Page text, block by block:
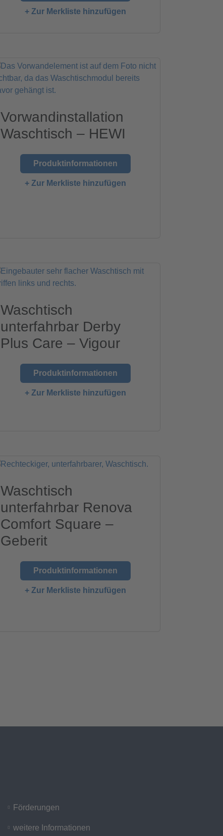
+ Zur Merkliste hinzufügen
Vorwandinstallation
Waschtisch – HEWI
Produktinformationen
+ Zur Merkliste hinzufügen
Waschtisch
unterfahrbar Derby
Plus Care – Vigour
Produktinformationen
+ Zur Merkliste hinzufügen
Waschtisch
unterfahrbar Renova
Comfort Square –
Geberit
Produktinformationen
+ Zur Merkliste hinzufügen
Förderungen
weitere Informationen